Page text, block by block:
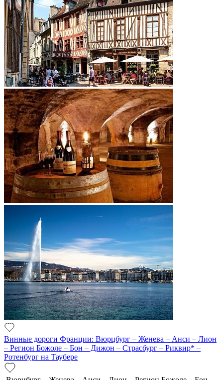
Винные дороги Франции: Вюрцбург – Женева – Анси – Лион
– Регион Божоле – Бон – Дижон – Страсбург – Риквир* –
Ротенбург на Таубере